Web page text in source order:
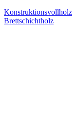
Konstruktionsvollholz
Brettschichtholz